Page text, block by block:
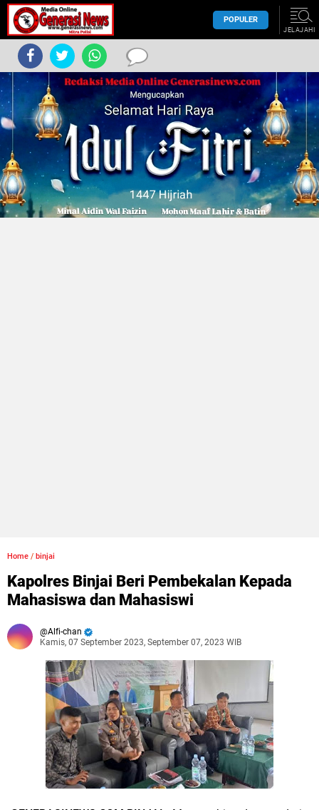
POPULER
JELAJAHI
Home / binjai
Kapolres Binjai Beri Pembekalan Kepada
Mahasiswa dan Mahasiswi
Alfi-chan
Kamis, 07 September 2023, September 07, 2023 WIB